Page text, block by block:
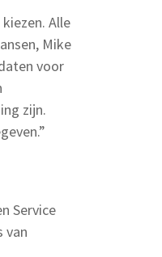
Alle
Mike
voor
zijn.
Service
van